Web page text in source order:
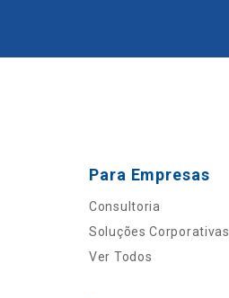
Para Empresas
Consultoria
Soluções Corporativas
Ver Todos